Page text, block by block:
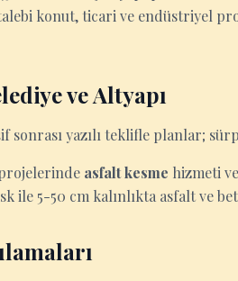
konut, ticari ve endüstriyel
ve Altyapı
sonrası yazılı teklifle planlar;
asfalt kesme hizmeti
ile 5-50 cm kalınlıkta asfalt ve